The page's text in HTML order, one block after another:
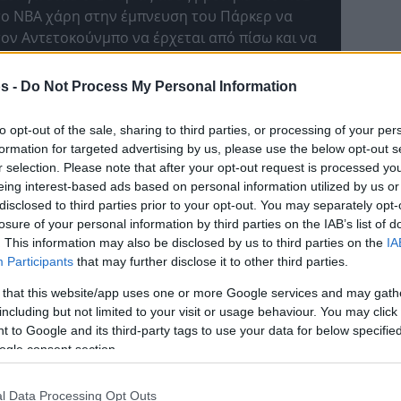
- Do Not Process My Personal Information
opt-out of the sale, sharing to third parties, or processing of your
for targeted advertising by us, please use the below opt-out
selection. Please note that after your opt-out request is processed
interest-based ads based on personal information utilized by us
to third parties prior to your opt-out. You may separately
of your personal information by third parties on the IAB’s list of
This information may also be disclosed by us to third parties on the
Participants that may further disclose it to other third parties.
that this website/app uses one or more Google services and may
but not limited to your visit or usage behaviour. You may
to Google and its third-party tags to use your data for below
consent section.
Data Processing Opt Outs
ΝΒΑ χάρη στην έμπνευση του Πάρκερ να
Αντετοκούνμπο να έρχεται από πίσω και να
Μπράντλεϊ με μία τάπα νίκης κατά του
σχετικά κοντός γκαρντ των Σέλτικς
του λευκού φόργουορντ τηςΓιούταπου
20’’ πριν το τέλος, αλλά ο Μπράντλεϊ τον
ουπ με τον Αϊσάια Τόμας να τελειώνει με
σε δράση και τον Λεμπρόν στο Νο3
βρέθηκε τόσο ψηλά η συγκεκριμένη φάση…